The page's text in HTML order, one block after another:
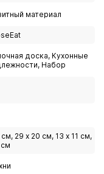
Этот набор станет
Коллекция
33х25 см
материал
доска, Кухонные
Набор
29 х 20 см, 13 х 11 см,
см